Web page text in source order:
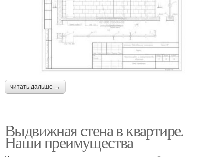
читать дальше →
Выдвижная стена в квартире.
Наши преимущества